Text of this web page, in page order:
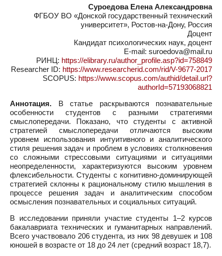
Суроедова Елена Александровна
ФГБОУ ВО «Донской государственный технический
университет», Ростов-на-Дону, Россия
Доцент
Кандидат психологических наук, доцент
E-mail: suroedova@mail.ru
РИНЦ: https://elibrary.ru/author_profile.asp?id=758849
Researcher ID: https://www.researcherid.com/rid/V-9677-2017
SCOPUS: https://www.scopus.com/authid/detail.url?
authorId=57193068821
Аннотация. В статье раскрываются познавательные
особенности студентов с разными стратегиями
смыслопередачи. Показано, что студенты с активной
стратегией смыслопередачи отличаются высоким
уровнем использования интуитивного и аналитического
стиля решения задач и проблем в условиях столкновения
со сложными стрессовыми ситуациями и ситуациями
неопределенности, характеризуются высоким уровнем
флексибельности. Студенты с когнитивно-доминирующей
стратегией склонны к рациональному стилю мышления в
процессе решения задач и аналитическим способом
осмысления познавательных и социальных ситуаций.
В исследовании приняли участие студенты 1–2 курсов
бакалавриата технических и гуманитарных направлений.
Всего участвовало 206 студента, из них 98 девушек и 108
юношей в возрасте от 18 до 24 лет (средний возраст 18,7).